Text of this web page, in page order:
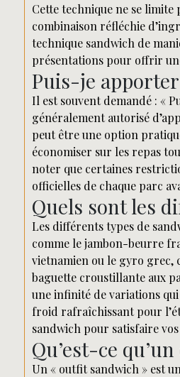
Cette technique ne se
combinaison réfléchie
technique sandwich de
présentations pour offrir
Puis-je
Il est souvent demandé : «
généralement autorisé
peut être une option
économiser sur les repas
noter que certaines
officielles de chaque parc
Quels sont les
Les différents types de
comme le jambon-beurre
vietnamien ou le gyro grec,
baguette croustillante aux
une infinité de variations qui
froid rafraîchissant pour
sandwich pour satisfaire
Qu’est-ce
Un « outfit sandwich » est